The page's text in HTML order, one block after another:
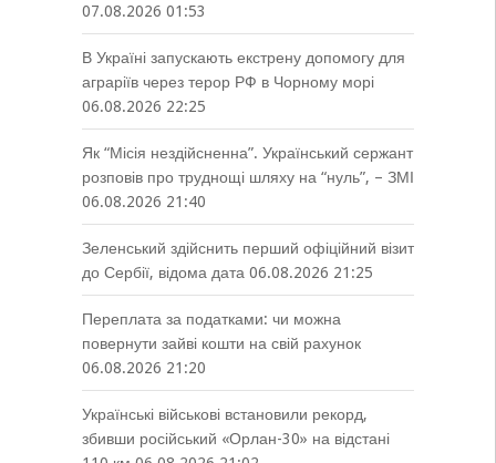
07.08.2026 01:53
В Україні запускають екстрену допомогу для
аграріїв через терор РФ в Чорному морі
06.08.2026 22:25
Як “Місія нездійсненна”. Український сержант
розповів про труднощі шляху на “нуль”, – ЗМІ
06.08.2026 21:40
Зеленський здійснить перший офіційний візит
до Сербії, відома дата 06.08.2026 21:25
Переплата за податками: чи можна
повернути зайві кошти на свій рахунок
06.08.2026 21:20
Українські військові встановили рекорд,
збивши російський «Орлан-30» на відстані